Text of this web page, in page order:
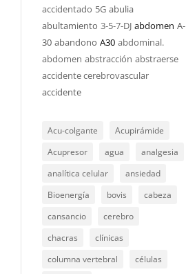
accidentado 5G abulia
abultamiento 3-5-7-DJ abdomen A-
30 abandono A30 abdominal.
abdomen abstracción abstraerse
accidente cerebrovascular
accidente
Acu-colgante
Acupirámide
Acupresor
agua
analgesia
analítica celular
ansiedad
Bioenergía
bovis
cabeza
cansancio
cerebro
chacras
clínicas
columna vertebral
células